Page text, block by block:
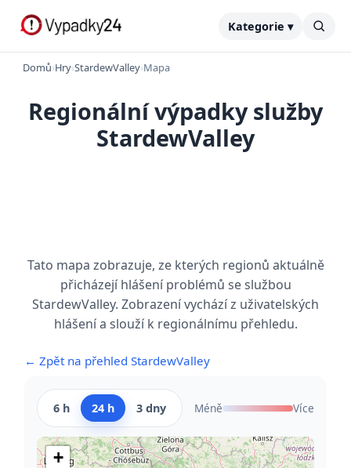
Kategorie ▾
Domů›Hry›StardewValley›Mapa
Regionální výpadky služby
StardewValley
Tato mapa zobrazuje, ze kterých regionů aktuálně
přicházejí hlášení problémů se službou
StardewValley. Zobrazení vychází z uživatelských
hlášení a slouží k regionálnímu přehledu.
← Zpět na přehled StardewValley
6 h 24 h 3 dny Méně Více
+